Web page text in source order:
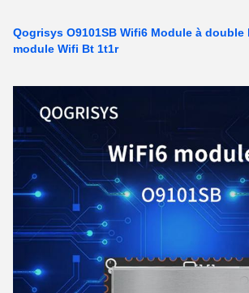
Qogrisys O9101SB Wifi6 Module à double
module Wifi Bt 1t1r